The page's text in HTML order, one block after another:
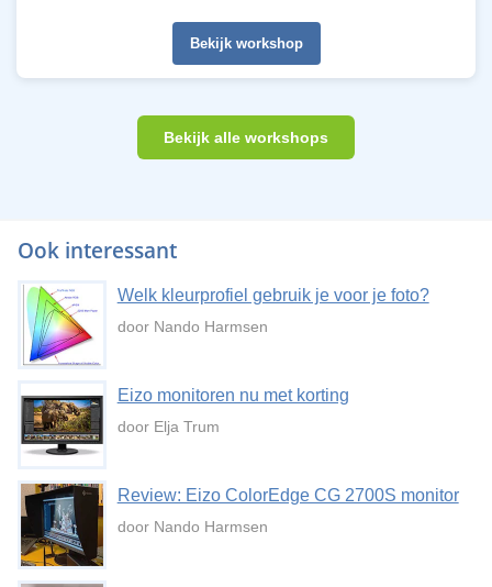
Bekijk workshop
Bekijk alle workshops
Ook interessant
Welk kleurprofiel gebruik je voor je foto?
door Nando Harmsen
Eizo monitoren nu met korting
door Elja Trum
Review: Eizo ColorEdge CG 2700S monitor
door Nando Harmsen